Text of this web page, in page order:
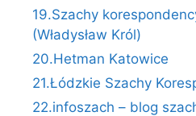
19.Szachy
(Władysław Król)
20.Hetman Katowice
21.Łódzkie Szachy
22.infoszach – blog